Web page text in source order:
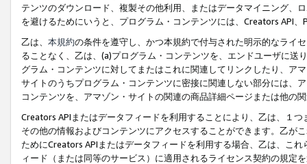
テンツのダウンロード、複製その他利用、またはデータマイニング、
を避けるためにいうと、プログラム・コンテンツには、Creators API
乙は、 本規約の条件を遵守し、かつ本規約で付与された明示的なライ
ることなく、乙は、(a)プログラム・コンテンツを、エンドユーザに
グラム・コンテンツに対してまたはこれに関連してリンクしたり、ア
サイトのうちプログラム・コンテンツに密接に関連しない部分には、
コンテンツを、アマゾン・サイトの関連の商品詳細ページまたは他の
Creators APIまたはデータフィードを利用することにより、乙は、１
その他の情報およびコンテンツにアクセスすることができます。乙が
ためにCreators APIまたはデータフィードを利用する場合、乙は、こ
ィード（または同等のサービス）に適用されるライセンス契約の規定